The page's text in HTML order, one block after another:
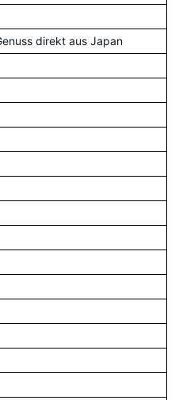
direkt aus Japan